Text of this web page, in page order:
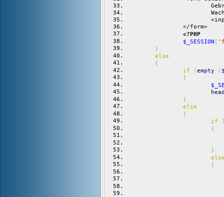
		</form>
<?PHP
$_SESSION [
}
else
{
if
(empty (
{
}
else
{
if
{
}
{